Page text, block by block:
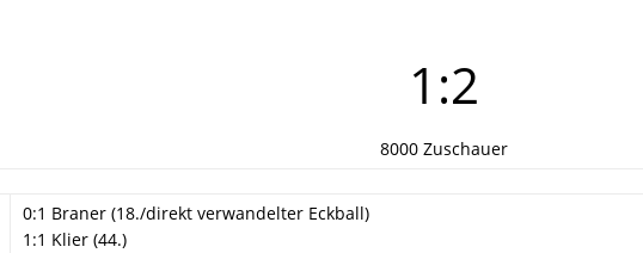
1:2
8000 Zuschauer
0:1 Braner (18./direkt verwandelter Eckball)
1:1 Klier (44.)